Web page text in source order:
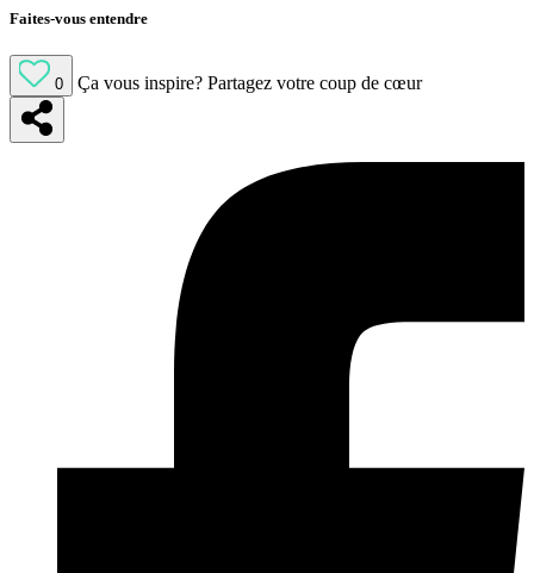
Faites-vous entendre
0 Ça vous inspire? Partagez votre coup de cœur